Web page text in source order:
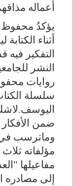
أعماله
يؤكدُ محفوظ
أثناء
التفكير
النشر
روايات
سلسلة
ضمن الأفكار
وماترسب
مؤلفاته
مفاعيلها
إلى مصادره